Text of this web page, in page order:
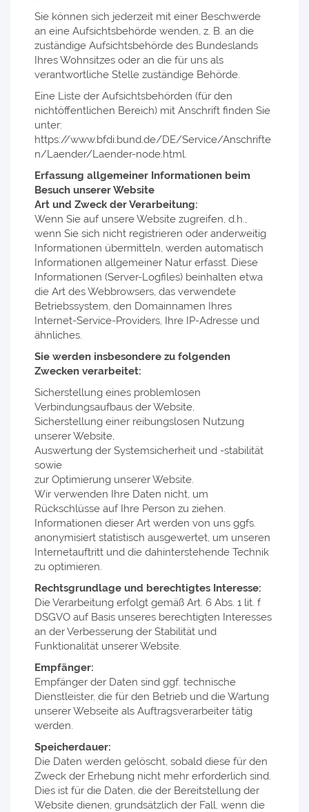
Sie können sich jederzeit mit einer Beschwerde
an eine Aufsichtsbehörde wenden, z. B. an die
zuständige Aufsichtsbehörde des Bundeslands
Ihres Wohnsitzes oder an die für uns als
verantwortliche Stelle zuständige Behörde.
Eine Liste der Aufsichtsbehörden (für den
nichtöffentlichen Bereich) mit Anschrift finden Sie
unter:
https://www.bfdi.bund.de/DE/Service/Anschrifte
n/Laender/Laender-node.html.
Erfassung allgemeiner Informationen beim
Besuch unserer Website
Art und Zweck der Verarbeitung:
Wenn Sie auf unsere Website zugreifen, d.h.,
wenn Sie sich nicht registrieren oder anderweitig
Informationen übermitteln, werden automatisch
Informationen allgemeiner Natur erfasst. Diese
Informationen (Server-Logfiles) beinhalten etwa
die Art des Webbrowsers, das verwendete
Betriebssystem, den Domainnamen Ihres
Internet-Service-Providers, Ihre IP-Adresse und
ähnliches.
Sie werden insbesondere zu folgenden
Zwecken verarbeitet:
Sicherstellung eines problemlosen
Verbindungsaufbaus der Website,
Sicherstellung einer reibungslosen Nutzung
unserer Website,
Auswertung der Systemsicherheit und -stabilität
sowie
zur Optimierung unserer Website.
Wir verwenden Ihre Daten nicht, um
Rückschlüsse auf Ihre Person zu ziehen.
Informationen dieser Art werden von uns ggfs.
anonymisiert statistisch ausgewertet, um unseren
Internetauftritt und die dahinterstehende Technik
zu optimieren.
Rechtsgrundlage und berechtigtes Interesse:
Die Verarbeitung erfolgt gemäß Art. 6 Abs. 1 lit. f
DSGVO auf Basis unseres berechtigten Interesses
an der Verbesserung der Stabilität und
Funktionalität unserer Website.
Empfänger:
Empfänger der Daten sind ggf. technische
Dienstleister, die für den Betrieb und die Wartung
unserer Webseite als Auftragsverarbeiter tätig
werden.
Speicherdauer:
Die Daten werden gelöscht, sobald diese für den
Zweck der Erhebung nicht mehr erforderlich sind.
Dies ist für die Daten, die der Bereitstellung der
Website dienen, grundsätzlich der Fall, wenn die